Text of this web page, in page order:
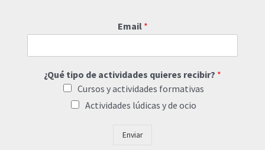
Email *
¿Qué tipo de actividades quieres recibir? *
Cursos y actividades formativas
Actividades lúdicas y de ocio
Enviar